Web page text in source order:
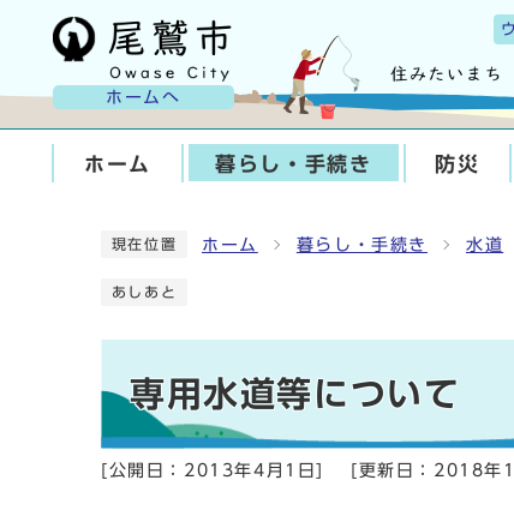
ホームへ
ホーム 暮らし・手続き 防災
現在位置 ホーム 暮らし・手続き 水道
あしあと
専用水道等について
[公開日： 2013年4月1日 [更新日： 2018年